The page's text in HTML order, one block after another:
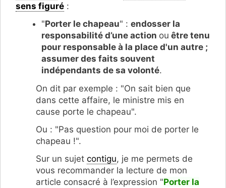
sens figuré :
"Porter le chapeau" : endosser la
responsabilité d’une action ou être tenu
pour responsable à la place d'un autre ;
assumer des faits souvent
indépendants de sa volonté.
On dit par exemple : "On sait bien que
dans cette affaire, le ministre mis en
cause porte le chapeau".
Ou : "Pas question pour moi de porter le
chapeau !".
Sur un sujet contigu, je me permets de
vous recommander la lecture de mon
article consacré à l’expression "Porter la